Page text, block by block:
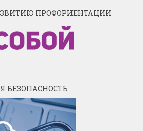
ПРОФОРИЕНТАЦИИ
БЕЗОПАСНОСТЬ